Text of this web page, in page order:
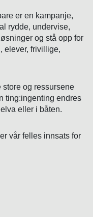
er en kampanje,
rydde, undervise,
og stå opp for
elever, frivillige,
store og ressursene
ting:ingenting endres
eller i båten.
vår felles innsats for